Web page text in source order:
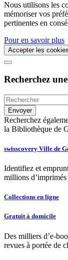
Nous utilisons les
mémoriser vos
pertinentes en
Pour en savoir plus
Accepter les cookies
Recherchez
Recherchez
la Bibliothèque de
swisscovery Ville de
Identifiez et
millions d’imprimés
Collections en ligne
Gratuit à domicile
Des milliers d’e-
revues à portée de